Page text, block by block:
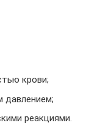
крови;
давлением;
реакциями.